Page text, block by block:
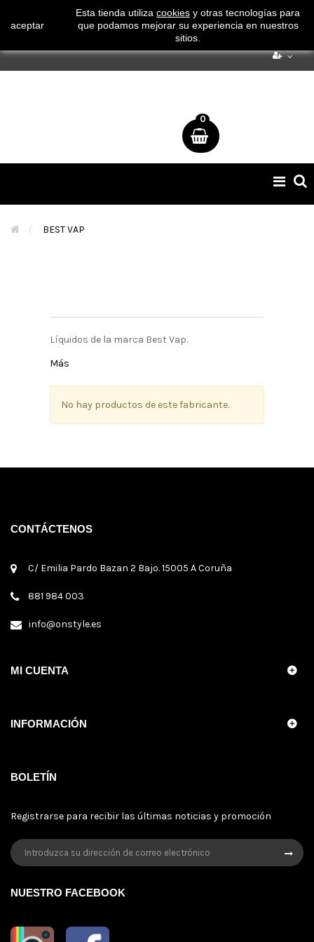
¡ Consigue tu envío gratuito por compras superiores a 50€
!
0
de
> BEST VAP
Líquidos de la marca Best Vap.
Más
No hay productos de este fabricante.
CONTÁCTENOS
C/ Emilia Pardo Bazan 2 Bajo. 15005 A Coruña
881 984 003
info@onstyle.es
MI CUENTA
INFORMACIÓN
BOLETÍN
Registrarse para recibir las últimas noticias y promoción
NUESTRO FACEBOOK
aceptar
Esta tienda utiliza cookies y otras tecnologías para
que podamos mejorar su experiencia en nuestros
sitios.